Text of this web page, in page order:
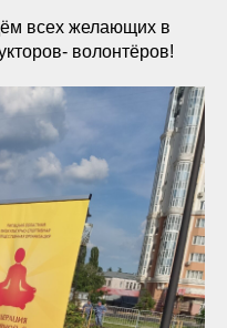
всех желающих в
волонтёров!